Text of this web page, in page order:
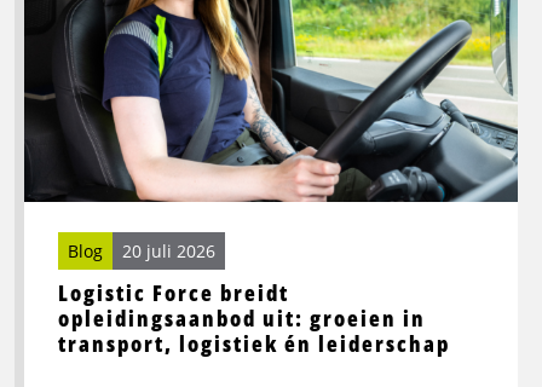
Logistic Force breidt
opleidingsaanbod uit: groeien in
transport, logistiek én leiderschap
Blog 20 juli 2026
Force
breidt
opleidingsaanbod
uit:
groeien
in
transport,
leiderschap